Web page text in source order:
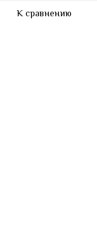
К сравнению